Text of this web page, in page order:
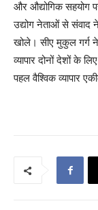
और औद्योगिक सहयोग
उद्योग नेताओं से संवाद
खोले। सीए मुकुल गर्ग ने
व्यापार दोनों देशों के
पहल वैश्विक व्यापार